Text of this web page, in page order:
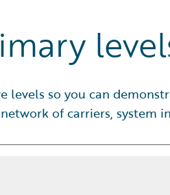
so you can
of carriers,